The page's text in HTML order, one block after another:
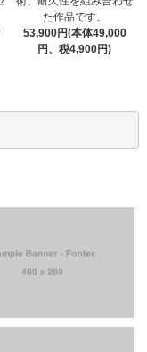
た作品です。
53,900円(本体49,000
円、税4,900円)